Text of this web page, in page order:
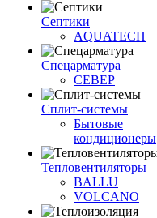
Септики
AQUATECH
Спецарматура
СЕВЕР
Сплит-системы
Бытовые
кондиционеры
Тепловентиляторы
BALLU
VOLCANO